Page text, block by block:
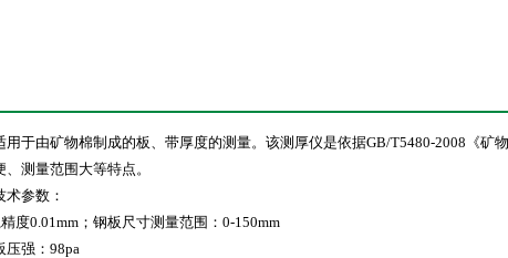
用于由矿物棉制成的板、带厚度的测量。该测厚仪是依据GB/T5480-2008《矿
测量范围大等特点。
术参数：
度0.01mm；钢板尺寸测量范围：0-150mm
强：98pa